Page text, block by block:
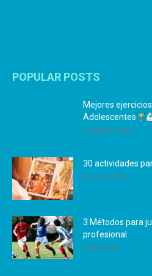
POPULAR POSTS
Mejores
Adolescentes
12 agosto, 2024
30 actividades
25 julio, 2019
3 Métodos para
profesional
4 julio, 2019